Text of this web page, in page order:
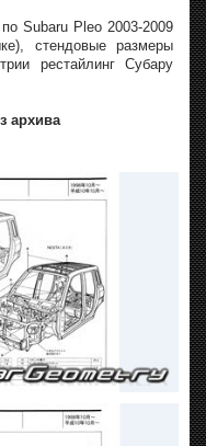
Subaru Pleo 2003-2009
стендовые размеры
рестайлинг Субару
архива